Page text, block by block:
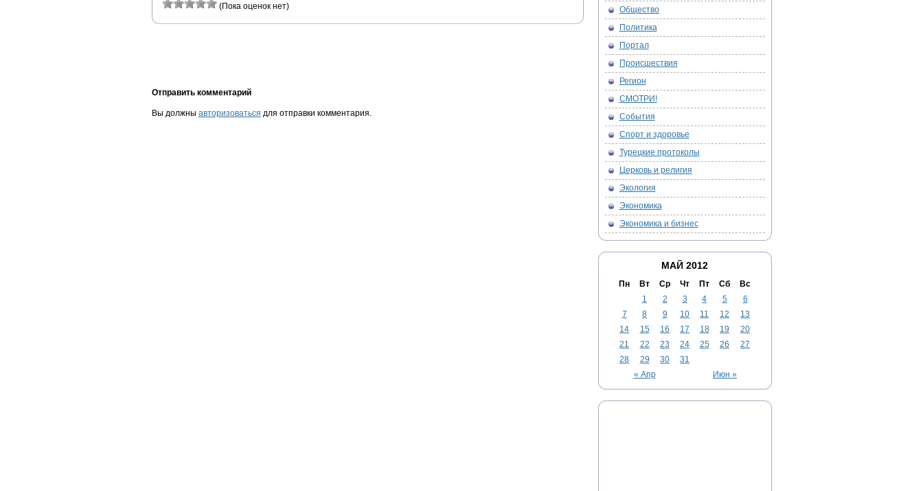
(Пока оценок нет)
Отправить комментарий
Вы должны авторизоваться для отправки комментария.
Общество
Политика
Портал
Происшествия
Регион
СМОТРИ!
События
Спорт и здоровье
Турецкие протоколы
Церковь и религия
Экология
Экономика
Экономика и бизнес
МАЙ 2012
Пн Вт Ср Чт Пт Сб Вс
« Апр Июн »
1 2 3 4 5
6
7
8 9 10 11 12
13
14
15 16 17 18 19
20
21
22 23 24 25 26
27
28
29 30 31